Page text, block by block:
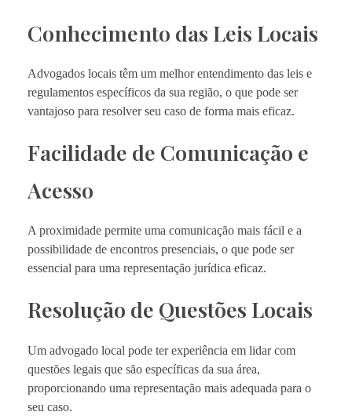
Conhecimento das Leis Locais
Advogados locais têm um melhor entendimento das leis e
regulamentos específicos da sua região, o que pode ser
vantajoso para resolver seu caso de forma mais eficaz.
Facilidade de Comunicação e
Acesso
A proximidade permite uma comunicação mais fácil e a
possibilidade de encontros presenciais, o que pode ser
essencial para uma representação jurídica eficaz.
Resolução de Questões Locais
Um advogado local pode ter experiência em lidar com
questões legais que são específicas da sua área,
proporcionando uma representação mais adequada para o
seu caso.